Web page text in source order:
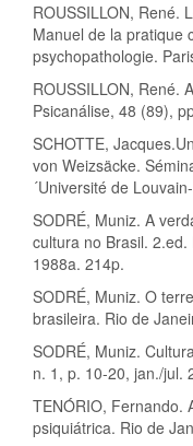
ROUSSILLON, René.
Manuel de la pratique
psychopathologie.
ROUSSILLON, René.
Psicanálise, 48 (89),
SCHOTTE,
von Weizsäcke.
´Université de
SODRÉ, Muniz. A
cultura no Brasil.
1988a. 214p.
SODRÉ, Muniz. O
brasileira. Rio de
SODRÉ, Muniz.
n. 1, p. 10-20, jan./jul.
TENÓRIO, Fernando.
psiquiátrica. Rio de